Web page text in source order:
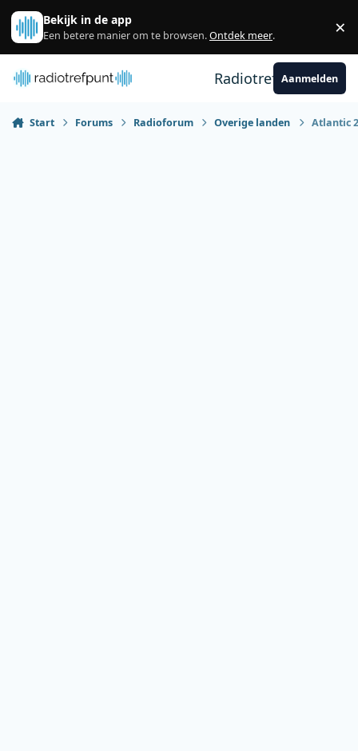
Spring naar bijdragen
Bekijk in de app
Een betere manier om te browsen.Ontdek meer. ×
RadiotrefpuntAanmelden
Start Forums Radioforum Overige landen Atlantic